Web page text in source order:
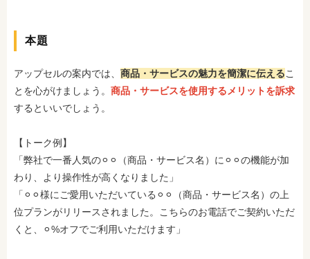
本題
アップセルの案内では、 商品・サービスの魅力を簡潔に伝えるこ
とを心がけましょう。 商品・サービスを使用するメリットを訴求
するといいでしょう。
【トーク例】
「弊社で一番人気の⚪︎⚪︎（商品・サービス名）に⚪︎⚪︎の機能が加
わり、より操作性が高くなりました」
「⚪︎⚪︎様にご愛用いただいている⚪︎⚪︎（商品・サービス名）の上
位プランがリリースされました。こちらのお電話でご契約いただ
くと、⚪︎%オフでご利用いただけます」